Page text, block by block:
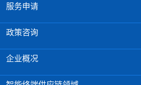
服务申请
政策咨询
企业概况